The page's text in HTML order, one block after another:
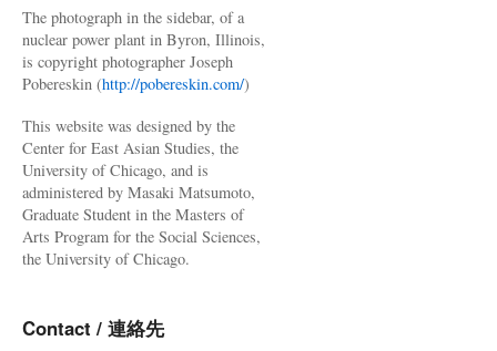
The photograph in the sidebar, of a
nuclear power plant in Byron, Illinois,
is copyright photographer Joseph
Pobereskin (http://pobereskin.com/)
This website was designed by the
Center for East Asian Studies, the
University of Chicago, and is
administered by Masaki Matsumoto,
Graduate Student in the Masters of
Arts Program for the Social Sciences,
the University of Chicago.
Contact / 連絡先